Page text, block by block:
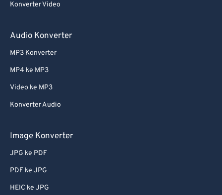
Konverter Video
Audio Konverter
MP3 Konverter
MP4 ke MP3
Video ke MP3
Konverter Audio
Image Konverter
JPG ke PDF
PDF ke JPG
HEIC ke JPG